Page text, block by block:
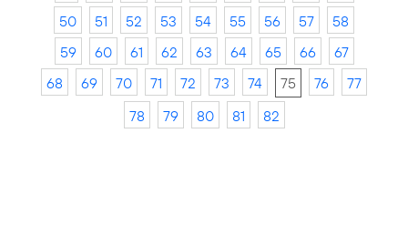
50
51 52 53 54 55 56 57
58
59
60 61 62 63 64 65 66
67
68
69 70 71 72 73 74 75 76
77
78
79 80 81 82